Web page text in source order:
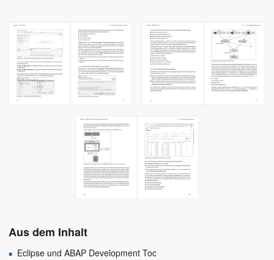
Aus dem Inhalt
Eclipse und ABAP Development Tools